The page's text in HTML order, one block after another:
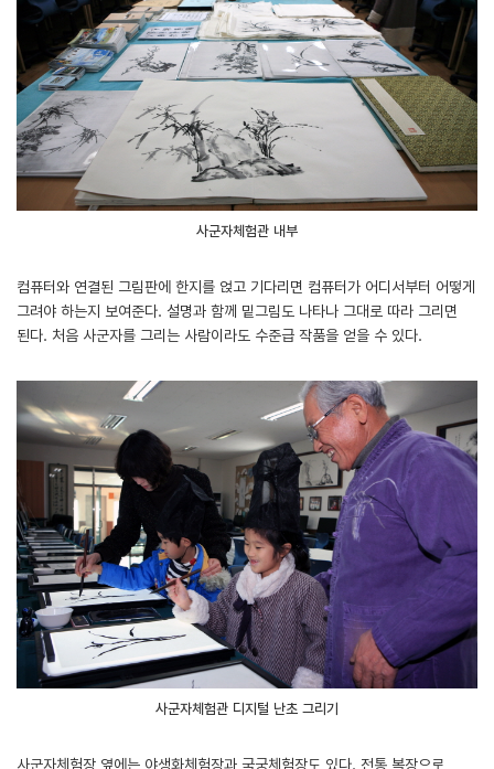
사군자체험관 내부
컴퓨터와 연결된 그림판에 한지를 얹고 기다리면 컴퓨터가 어디서부터 어떻게
그려야 하는지 보여준다. 설명과 함께 밑그림도 나타나 그대로 따라 그리면
된다. 처음 사군자를 그리는 사람이라도 수준급 작품을 얻을 수 있다.
사군자체험관 디지털 난초 그리기
사군자체험장 옆에는 야생화체험장과 국궁체험장도 있다. 전통 복장으로